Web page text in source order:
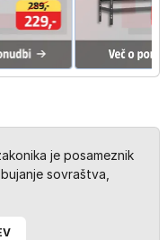
je posameznik
sovraštva,